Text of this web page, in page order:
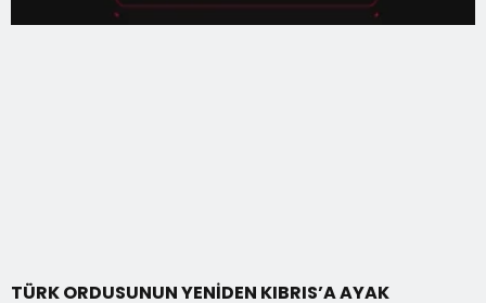
TÜRK ORDUSUNUN YENİDEN KIBRIS’A AYAK